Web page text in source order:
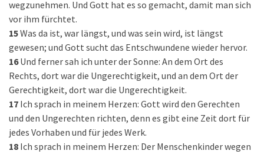
wegzunehmen. Und Gott hat es so gemacht, damit man sich
vor ihm fürchtet.
15Was da ist, war längst, und was sein wird, ist längst
gewesen; und Gott sucht das Entschwundene wieder hervor.
16 Und ferner sah ich unter der Sonne: An dem Ort des
Rechts, dort war die Ungerechtigkeit, und an dem Ort der
Gerechtigkeit, dort war die Ungerechtigkeit.
17 Ich sprach in meinem Herzen: Gott wird den Gerechten
und den Ungerechten richten, denn es gibt eine Zeit dort für
jedes Vorhaben und für jedes Werk.
18 Ich sprach in meinem Herzen: Der Menschenkinder wegen